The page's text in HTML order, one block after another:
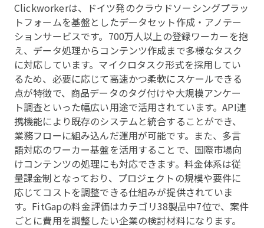
Clickworkerは、ドイツ発のクラウドソーシングプラッ
トフォームを基盤としたデータセット作成・アノテー
ションサービスです。700万人以上の登録ワーカーを抱
え、データ処理からコンテンツ作成まで多様なタスク
に対応しています。マイクロタスク形式を採用してい
るため、必要に応じて高速かつ柔軟にスケールできる
点が特徴で、商品データのタグ付けや大規模アンケー
ト調査といった幅広い用途で活用されています。API連
携機能により既存のシステムと統合することができ、
業務フローに組み込んだ運用が可能です。また、多言
語対応のワーカー基盤を活用することで、国際市場向
けコンテンツの処理にも対応できます。料金体系は従
量課金制となっており、プロジェクトの規模や要件に
応じてコストを調整できる仕組みが提供されていま
す。FitGapの料金評価はカテゴリ38製品中7位で、案件
ごとに費用を調整したい企業の検討材料になります。